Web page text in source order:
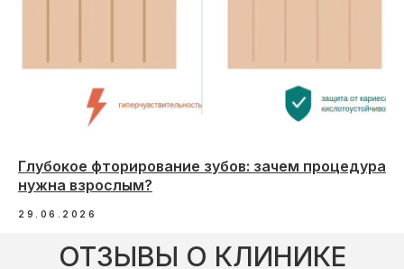
Глубокое фторирование зубов: зачем процедура
нужна взрослым?
29.06.2026
ОТЗЫВЫ О КЛИНИКЕ